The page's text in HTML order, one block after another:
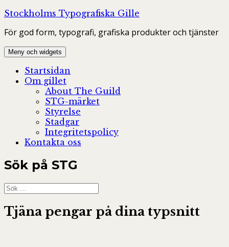
Hoppa
innehåll
Stockholms Typografiska Gille
För god form, typografi, grafiska produkter och tjänster
Meny och widgets
Startsidan
Om gillet
About The Guild
STG-märket
Styrelse
Stadgar
Integritetspolicy
Kontakta oss
Sök på STG
Sök
efter:
Tjäna pengar på dina typsnitt